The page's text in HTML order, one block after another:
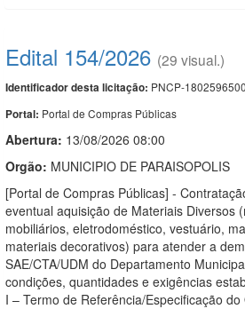
Edital 154/2026 (29 visual.)
Identificador desta licitação: PNCP-
Portal: Portal de Compras Públicas
Abertura: 13/08/2026 08:00
Orgão: MUNICIPIO DE PARAISOPOLIS
[Portal de Compras Públicas] -
eventual aquisição de Materiais Diversos
mobiliários, eletrodoméstico, vestuário,
materiais decorativos) para atender a
SAE/CTA/UDM do Departamento
condições, quantidades e exigências
I – Termo de Referência/Especificação do